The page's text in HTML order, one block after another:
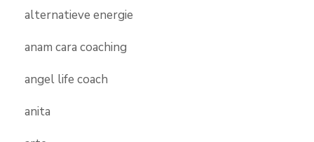
alternatieve energie
anam cara coaching
angel life coach
anita